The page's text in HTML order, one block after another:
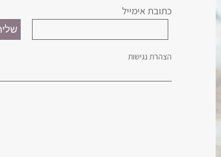
כתובת אימייל
הצהרת נגישות